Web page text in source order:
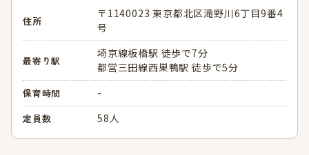
住所
〒1140023 東京都北区滝野川6丁目9番4
号
最寄り駅
埼京線板橋駅 徒歩で7分
都営三田線西巣鴨駅 徒歩で5分
保育時間 -
定員数 58人